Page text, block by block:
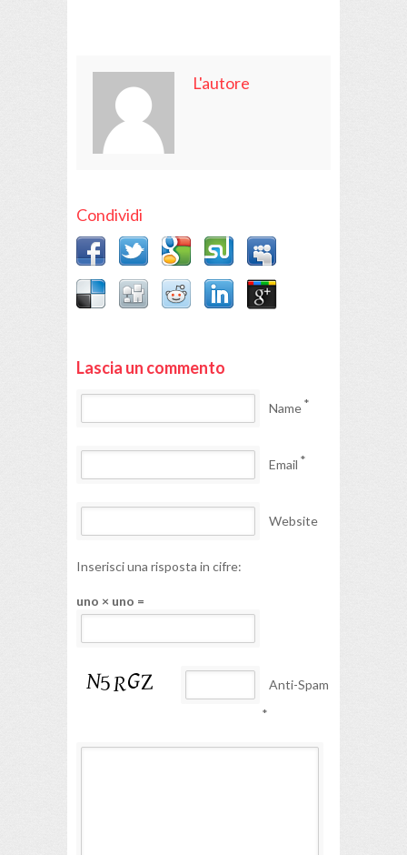
L'autore
Condividi
Lascia un commento
Name*
Email *
Website
Inserisci una risposta in cifre:
uno × uno =
Anti-Spam
*